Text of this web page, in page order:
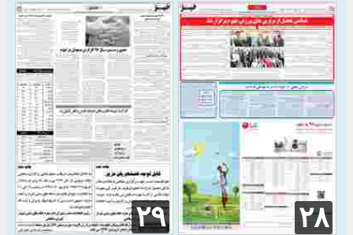
۲۸ ۲۹